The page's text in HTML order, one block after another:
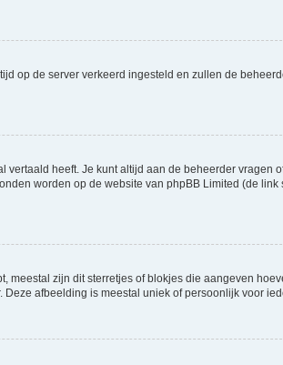
op de server verkeerd ingesteld en zullen de
heeft. Je kunt altijd aan de beheerder vragen
worden op de website van phpBB Limited (de link
meestal zijn dit sterretjes of blokjes die aangeven
afbeelding is meestal uniek of persoonlijk voor